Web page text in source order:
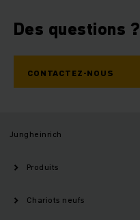
Des questions ?
CONTACTEZ-NOUS
Jungheinrich
Produits
Chariots neufs